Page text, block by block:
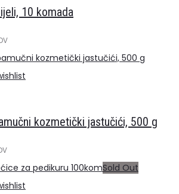
10 komada
kozmetički jastučići, 500 g
Sold Out